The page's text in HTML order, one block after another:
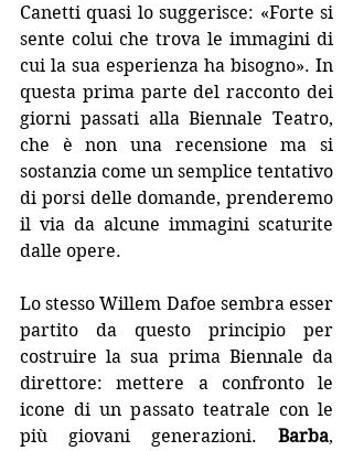
Canetti quasi lo suggerisce: «Forte si
sente colui che trova le immagini di
cui la sua esperienza ha bisogno». In
questa prima parte del racconto dei
giorni passati alla Biennale Teatro,
che è non una recensione ma si
sostanzia come un semplice tentativo
di porsi delle domande, prenderemo
il via da alcune immagini scaturite
dalle opere.
Lo stesso Willem Dafoe sembra esser
partito da questo principio per
costruire la sua prima Biennale da
direttore: mettere a confronto le
icone di un passato teatrale con le
più giovani generazioni. Barba